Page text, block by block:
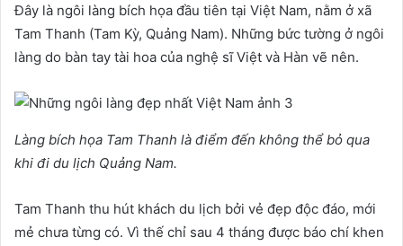
Đây là ngôi làng bích họa đầu tiên tại Việt Nam, nằm ở xã
Tam Thanh (Tam Kỳ, Quảng Nam). Những bức tường ở ngôi
làng do bàn tay tài hoa của nghệ sĩ Việt và Hàn vẽ nên.
Làng bích họa Tam Thanh là điểm đến không thể bỏ qua
khi đi du lịch Quảng Nam.
Tam Thanh thu hút khách du lịch bởi vẻ đẹp độc đáo, mới
mẻ chưa từng có. Vì thế chỉ sau 4 tháng được báo chí khen